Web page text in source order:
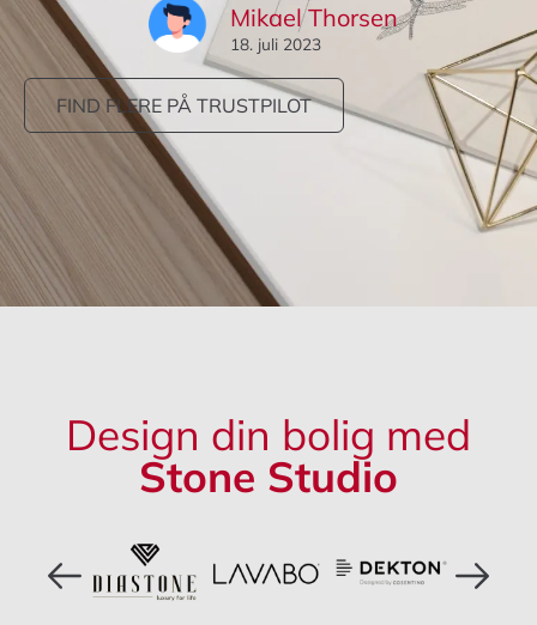
Mikael Thorsen
18. juli 2023
FIND FLERE PÅ TRUSTPILOT
Design din bolig med
Stone Studio